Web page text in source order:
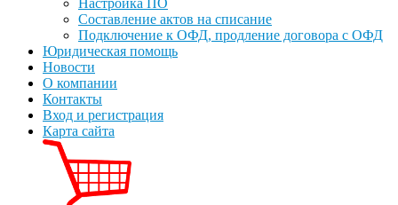
Настройка ПО
Составление актов на списание
Подключение к ОФД, продление договора с ОФД
Юридическая помощь
Новости
О компании
Контакты
Вход и регистрация
Карта сайта